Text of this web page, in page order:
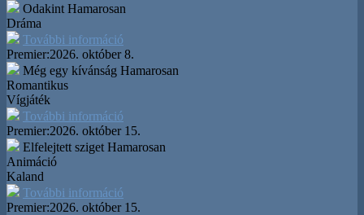
Odakint Hamarosan
Dráma
További információ
Premier:2026. október 8.
Még egy kívánság Hamarosan
Romantikus
Vígjáték
További információ
Premier:2026. október 15.
Elfelejtett sziget Hamarosan
Animáció
Kaland
További információ
Premier:2026. október 15.